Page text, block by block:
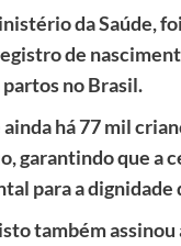
da Saúde,
de
no Brasil.
há 77 mil
garantindo que a
para a dignidade
também